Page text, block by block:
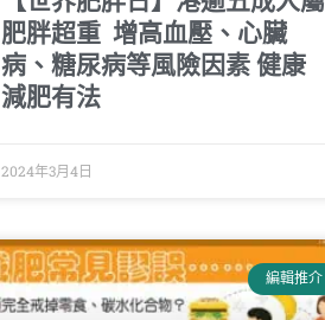
肥胖超重 增高血壓、心臟
病、糖尿病等風險因素 健康
減肥有法
2024年3月4日
編輯推介